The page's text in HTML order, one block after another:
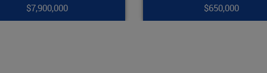
$650,000 $265,000,000